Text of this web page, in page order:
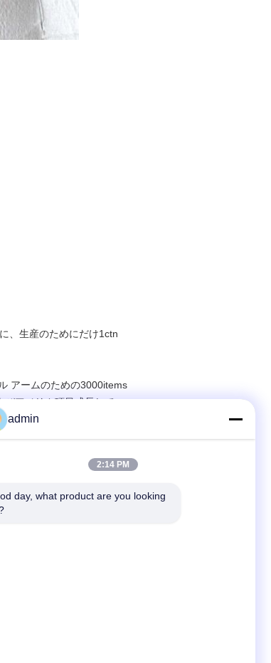
、生産のためにだけ1ctn
アームのための3000items
びアメリカ項目成長して。
PCである。
ジン マウント
admin
2:14 PM
day, what product are you looking